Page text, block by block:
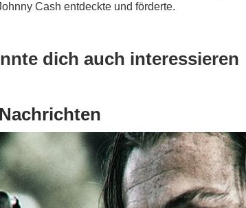
Cash entdeckte und förderte.
dich auch interessieren